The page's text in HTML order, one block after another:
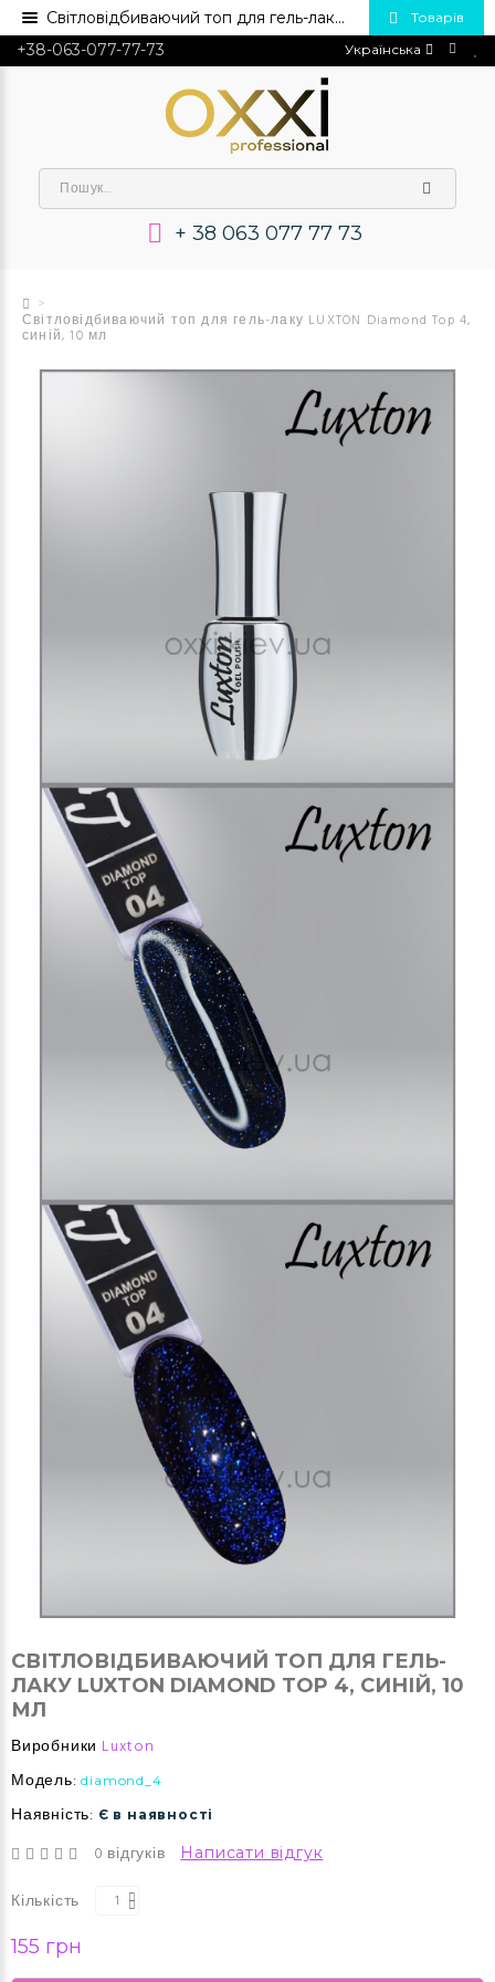
+38-063-077-77-73 Українська
+ 38 063 077 77 73
Товарів
Світловідбиваючий топ для гель-лаку LUXTON Diamond Top 4,
синій, 10 мл
СВІТЛОВІДБИВАЮЧИЙ ТОП ДЛЯ ГЕЛЬ-
ЛАКУ LUXTON DIAMOND TOP 4, СИНІЙ, 10
МЛ
Виробники Luxton
Модель: diamond_4
Наявність: Є в наявності
0 відгуків Написати відгук
Кількість
155 грн
Світловідбиваючий топ для гель-лаку LUXTON Diamond Top 4, синій, 10 мл 💅 Купити в Україні опт та роздріб